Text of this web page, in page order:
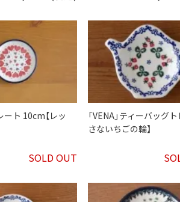
ート 10cm【レッ
SOLD OUT
「VENA」ティーバッグト
さないちごの輪】